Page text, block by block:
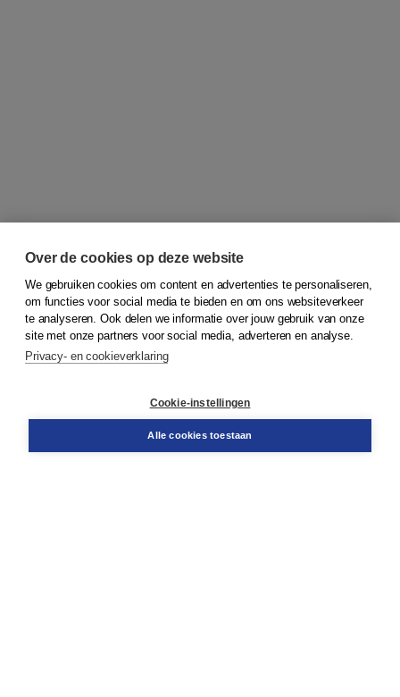
© 2026Koninklijke Boom uitgevers
Bestellen
Over de cookies op deze website
We gebruiken cookies om content en advertenties te personaliseren,
om functies voor social media te bieden en om ons websiteverkeer
te analyseren. Ook delen we informatie over jouw gebruik van onze
site met onze partners voor social media, adverteren en analyse.
Privacy- en cookieverklaring
Cookie-instellingen
Alle cookies toestaan